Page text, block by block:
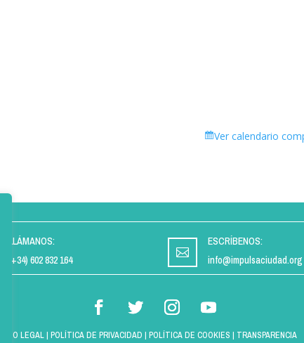
Ver calendario
LLÁMANOS:
(+34) 602 832 164

ESCRÍBENOS:
info@impulsaciudad.org
AVISO LEGAL| POLÍTICA DE PRIVACIDAD | POLÍTICA DE COOKIES | TRANSPARENCIA